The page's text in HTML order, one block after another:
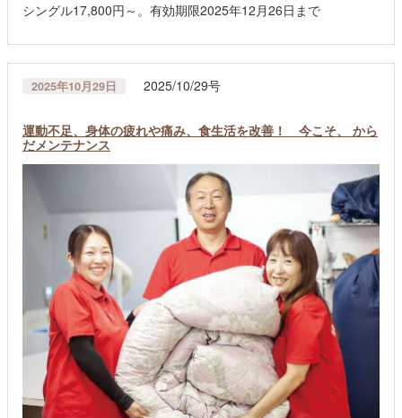
シングル17,800円～。有効期限2025年12月26日まで
2025年10月29日 2025/10/29号
運動不足、身体の疲れや痛み、食生活を改善！ 今こそ、 から
だメンテナンス